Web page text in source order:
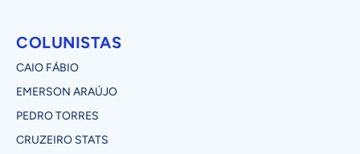
COLUNISTAS
CAIO FÁBIO
EMERSON ARAÚJO
PEDRO TORRES
CRUZEIRO STATS